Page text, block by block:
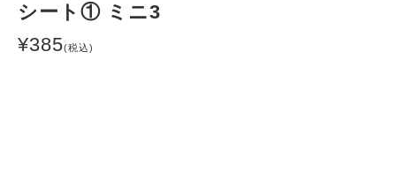
シート① ミニ3
¥385(税込)